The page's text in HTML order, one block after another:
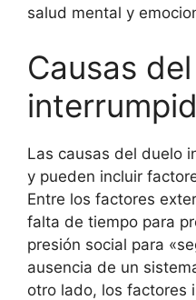
salud mental y
Causas
Las causas del duelo
y pueden incluir
Entre los factores
falta de tiempo para
presión social para
ausencia de un
otro lado, los factores